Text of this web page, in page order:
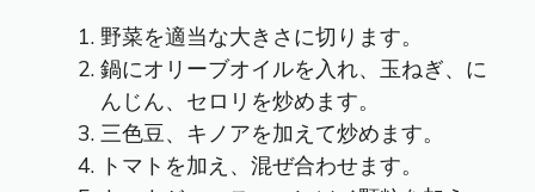
野菜を適当な大きさに切ります。
鍋にオリーブオイルを入れ、玉ねぎ、に
んじん、セロリを炒めます。
三色豆、キノアを加えて炒めます。
トマトを加え、混ぜ合わせます。